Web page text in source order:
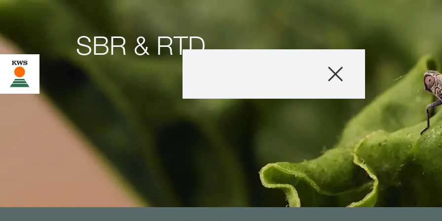
Conseils
Histoires et
Service
Qui sommes-
SBR & RTD